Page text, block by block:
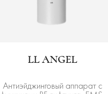
LL ANGEL
Антиэйджинговый аппарат с